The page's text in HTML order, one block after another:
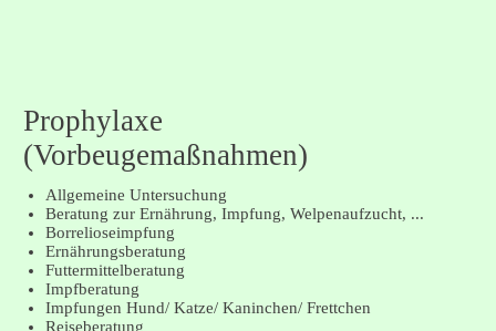
Prophylaxe
(Vorbeugemaßnahmen)
Allgemeine Untersuchung
Beratung zur Ernährung, Impfung, Welpenaufzucht, ...
Borrelioseimpfung
Ernährungsberatung
Futtermittelberatung
Impfberatung
Impfungen Hund/ Katze/ Kaninchen/ Frettchen
Reiseberatung